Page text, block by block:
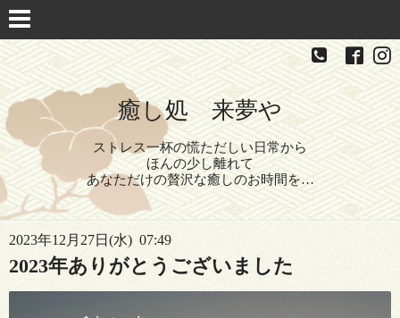
癒し処 来夢や
ストレス一杯の慌ただしい日常から
ほんの少し離れて
あなただけの贅沢な癒しのお時間を…
2023年12月27日(水) 07:49
2023年ありがとうございました